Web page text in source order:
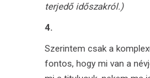
terjedő időszakról.)
4.
Szerintem csak a
fontos, hogy mi van a